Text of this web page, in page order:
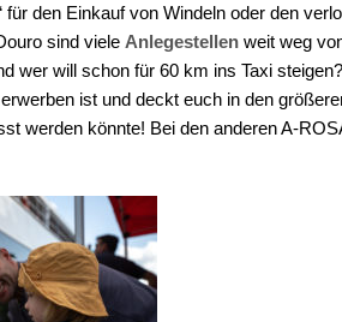
den Einkauf von Windeln oder den
sind viele Anlegestellen weit weg
wer will schon für 60 km ins Taxi steigen?
ist und deckt euch in den
werden könnte! Bei den anderen A-